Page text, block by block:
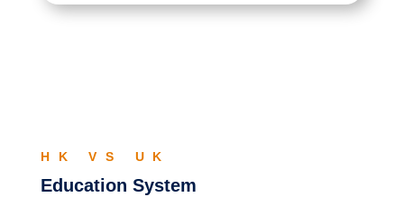
HK VS UK
Education System